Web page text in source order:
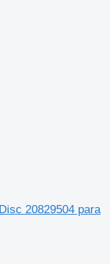
20829504 para